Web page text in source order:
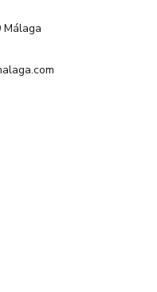
Málaga